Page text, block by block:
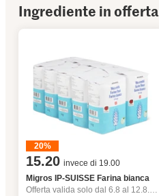
Ingrediente in offerta
20%
15.20 invece di 19.00
Migros IP-SUISSE Farina bianca
Offerta valida solo dal 6.8 al 12.8.2026, fino a esaurimento dello stock.